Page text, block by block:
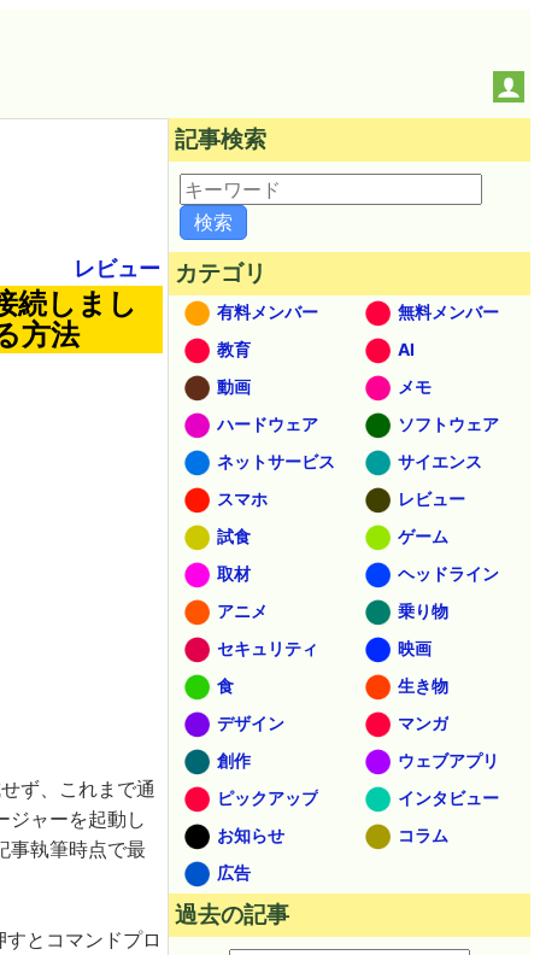
レビュー
続しまし
方法
ず、これまで通
ジャーを起動し
事執筆時点で最
とコマンドプロ
記事検索
カテゴリ
有料メンバー
無料メンバー
教育
AI
動画
メモ
ハードウェア
ソフトウェア
ネットサービス
サイエンス
スマホ
レビュー
試食
ゲーム
取材
ヘッドライン
アニメ
乗り物
セキュリティ
映画
食
生き物
デザイン
マンガ
創作
ウェブアプリ
ピックアップ
インタビュー
お知らせ
コラム
広告
過去の記事